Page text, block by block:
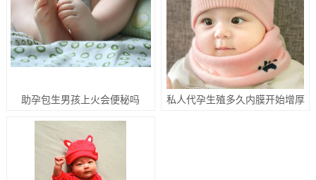
助孕包生男孩上火会便秘吗 私人代孕生殖多久内膜开始增厚